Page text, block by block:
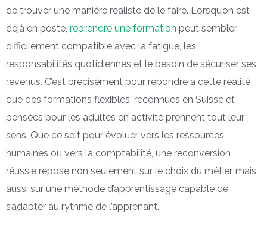
de trouver une manière réaliste de le faire. Lorsqu’on est
déjà en poste, reprendre une formation peut sembler
difficilement compatible avec la fatigue, les
responsabilités quotidiennes et le besoin de sécuriser ses
revenus. C’est précisément pour répondre à cette réalité
que des formations flexibles, reconnues en Suisse et
pensées pour les adultes en activité prennent tout leur
sens. Que ce soit pour évoluer vers les ressources
humaines ou vers la comptabilité, une reconversion
réussie repose non seulement sur le choix du métier, mais
aussi sur une méthode d’apprentissage capable de
s’adapter au rythme de l’apprenant.